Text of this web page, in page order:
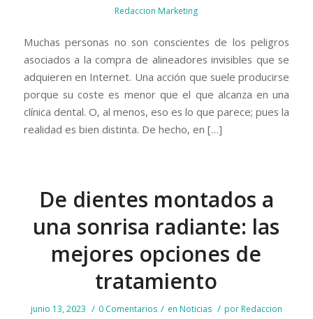
Redaccion Marketing
Muchas personas no son conscientes de los peligros
asociados a la compra de alineadores invisibles que se
adquieren en Internet. Una acción que suele producirse
porque su coste es menor que el que alcanza en una
clínica dental. O, al menos, eso es lo que parece; pues la
realidad es bien distinta. De hecho, en […]
De dientes montados a
una sonrisa radiante: las
mejores opciones de
tratamiento
junio 13, 2023 / 0 Comentarios / en Noticias / por Redaccion